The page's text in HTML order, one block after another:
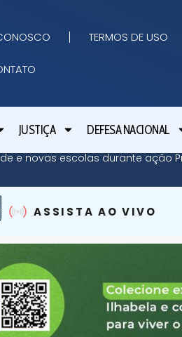
TERMOS DE USO
JUSTIÇA DEFESA NACIONAL
e novas escolas durante ação
ASSISTA AO VIVO